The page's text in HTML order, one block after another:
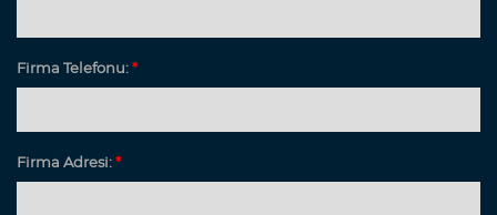
Firma Telefonu:*
Firma Adresi:*